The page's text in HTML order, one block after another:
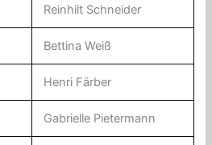
Reinhilt Schneider
Bettina Weiß
Henri Färber
Gabrielle Pietermann